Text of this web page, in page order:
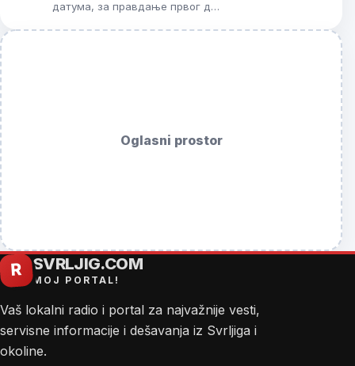
датума, за правдање првог д…
Oglasni prostor
R SVRLJIG.COM
MOJ PORTAL!
Vaš lokalni radio i portal za najvažnije vesti,
servisne informacije i dešavanja iz Svrljiga i
okoline.